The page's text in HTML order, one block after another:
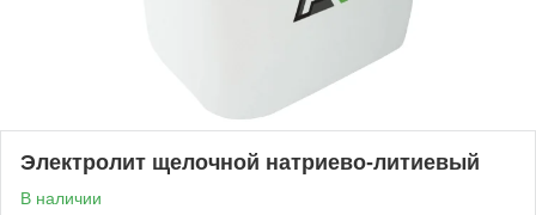
Электролит щелочной натриево-литиевый
В наличии